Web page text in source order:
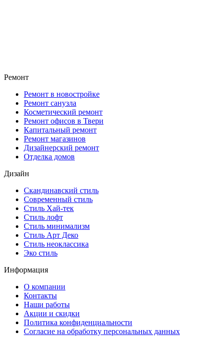
Ремонт
Ремонт в новостройке
Ремонт санузла
Косметический ремонт
Ремонт офисов в Твери
Капитальный ремонт
Ремонт магазинов
Дизайнерский ремонт
Отделка домов
Дизайн
Скандинавский стиль
Современный стиль
Стиль Хай-тек
Стиль лофт
Стиль минимализм
Стиль Арт Деко
Стиль неоклассика
Эко стиль
Информация
О компании
Контакты
Наши работы
Акции и скидки
Политика конфиденциальности
Согласие на обработку персональных данных